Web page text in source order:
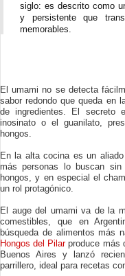
siglo: es descrito como
y persistente que
memorables.
El umami no se detecta
sabor redondo que queda en
de ingredientes. El secreto
inosinato o el guanilato,
hongos.
En la alta cocina es un
más personas lo buscan
hongos, y en especial el
un rol protagónico.
El auge del umami va de la
comestibles, que en
búsqueda de alimentos más
Hongos del Pilarproduce más
Buenos Aires y lanzó
parrillero, ideal para recetas